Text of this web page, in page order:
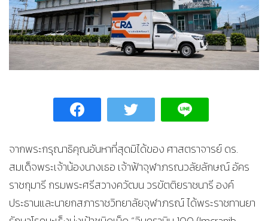
จากพระกรุณาธิคุณอันหาที่สุดมิได้ของ ศาสตราจารย์ ดร.
สมเด็จพระเจ้าน้องนางเธอ เจ้าฟ้าจุฬาภรณวลัยลักษณ์ อัคร
ราชกุมารี กรมพระศรีสวางควัฒน วรขัตติยราชนารี องค์
ประธานและนายกสภาราชวิทยาลัยจุฬาภรณ์ ได้พระราชทานยา